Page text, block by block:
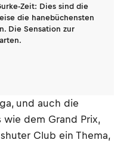
Zeit: Dies sind die
die hanebüchensten
Die Sensation zur
und auch die
dem Grand Prix,
Club ein Thema,